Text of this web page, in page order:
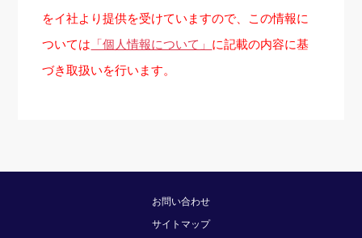
をイ社より提供を受けていますので、この情報に
ついては 「個人情報について」 に記載の内容に基
づき取扱いを行います。
お問い合わせ
サイトマップ